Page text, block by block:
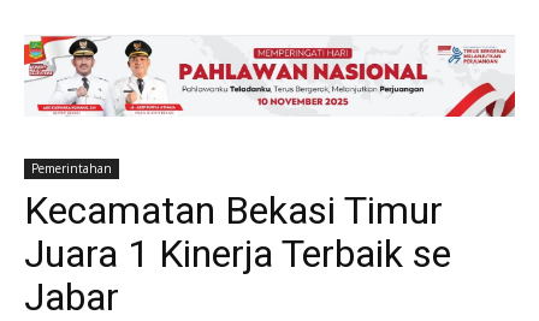
Pemerintahan
Kecamatan Bekasi Timur
Juara 1 Kinerja Terbaik se
Jabar